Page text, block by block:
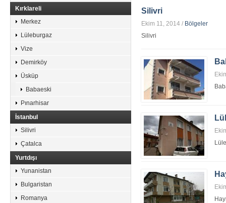
Silivri
Ekim 11, 2014 / Bölgeler
Silivri
Kırklareli
Merkez
Lüleburgaz
Vize
Demirköy
Üsküp
Babaeski
Pınarhisar
İstanbul
Silivri
Çatalca
Yurtdışı
Yunanistan
Bulgaristan
Romanya